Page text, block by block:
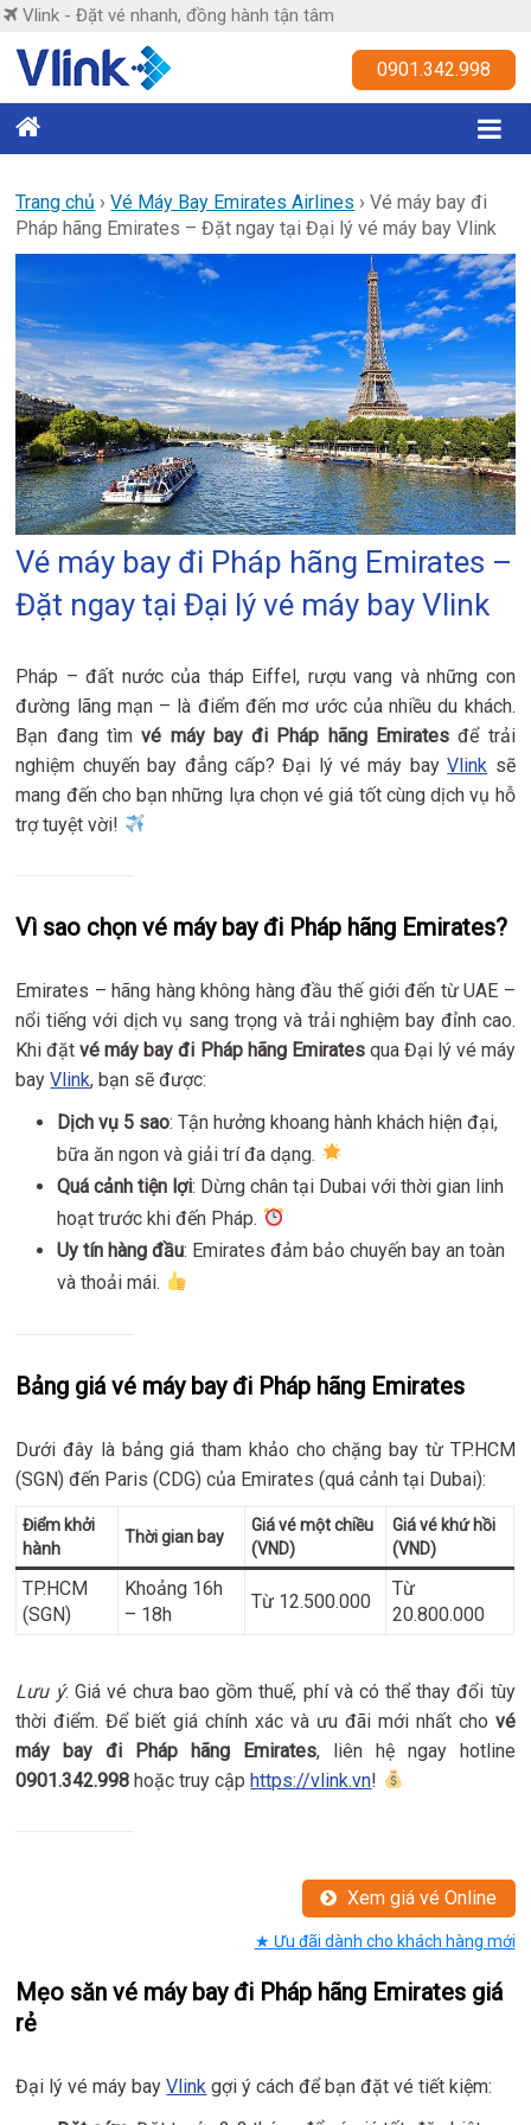
Skip
content
Vlink - Đặt vé nhanh, đồng hành tận tâm
Vlink
nhanh,
đồng
hành
tâm
0901.342.998
Trang chủ ›Vé Máy Bay Emirates Airlines ›Vé máy bay đi
Pháp hãng Emirates – Đặt ngay tại Đại lý vé máy bay Vlink
Vé máy bay đi Pháp hãng Emirates –
Đặt ngay tại Đại lý vé máy bay Vlink
Pháp – đất nước của tháp Eiffel, rượu vang và những con
đường lãng mạn – là điểm đến mơ ước của nhiều du khách.
Bạn đang tìmvé máy bay đi Pháp hãng Emirates để trải
nghiệm chuyến bay đẳng cấp? Đại lý vé máy bayVlink sẽ
mang đến cho bạn những lựa chọn vé giá tốt cùng dịch vụ hỗ
trợ tuyệt vời!
Vì sao chọn vé máy bay đi Pháp hãng Emirates?
Emirates – hãng hàng không hàng đầu thế giới đến từ UAE –
nổi tiếng với dịch vụ sang trọng và trải nghiệm bay đỉnh cao.
Khi đặtvé máy bay đi Pháp hãng Emiratesqua Đại lý vé máy
bayVlink, bạn sẽ được:
Dịch vụ 5 sao: Tận hưởng khoang hành khách hiện đại,
bữa ăn ngon và giải trí đa dạng.
Quá cảnh tiện lợi: Dừng chân tại Dubai với thời gian linh
hoạt trước khi đến Pháp.
Uy tín hàng đầu: Emirates đảm bảo chuyến bay an toàn
và thoải mái.
Bảng giá vé máy bay đi Pháp hãng Emirates
Dưới đây là bảng giá tham khảo cho chặng bay từ TP.HCM
(SGN) đến Paris (CDG) của Emirates (quá cảnh tại Dubai):
Điểm khởi
hành
Thời gian bay
Giá vé một chiều
(VND)
Giá vé khứ hồi
(VND)
TP.HCM
(SGN)
Khoảng 16h
– 18h
Từ 12.500.000
Từ
20.800.000
Lưu ý: Giá vé chưa bao gồm thuế, phí và có thể thay đổi tùy
thời điểm. Để biết giá chính xác và ưu đãi mới nhất cho vé
máy bay đi Pháp hãng Emirates, liên hệ ngay hotline
0901.342.998 hoặc truy cậphttps://vlink.vn!
Xem giá vé Online
★ Ưu đãi dành cho khách hàng mới
Mẹo săn vé máy bay đi Pháp hãng Emirates giá
rẻ
Đại lý vé máy bayVlink gợi ý cách để bạn đặt vé tiết kiệm: